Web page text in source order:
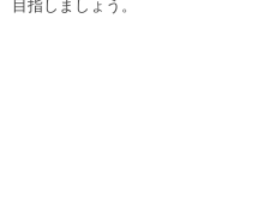
目指しましょう。